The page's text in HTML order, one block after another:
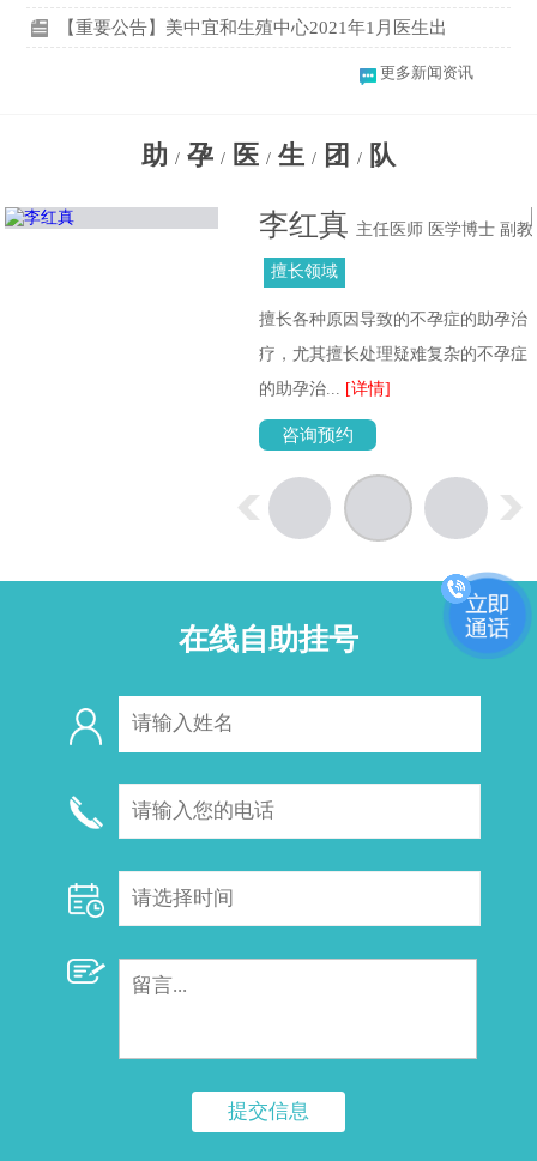
【重要公告】美中宜和生殖中心2021年1月医生出
更多新闻资讯
助 / 孕 / 医 / 生 / 团 / 队
李红真 主任医师 医学博士 副教
授擅长领域
擅长各种原因导致的不孕症的助孕治
疗，尤其擅长处理疑难复杂的不孕症
的助孕治... [详情]
咨询预约
在线自助挂号
提交信息